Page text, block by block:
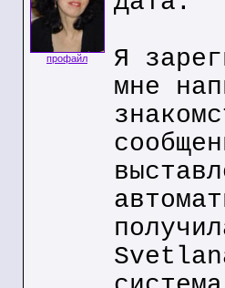
профайл
Я
мне